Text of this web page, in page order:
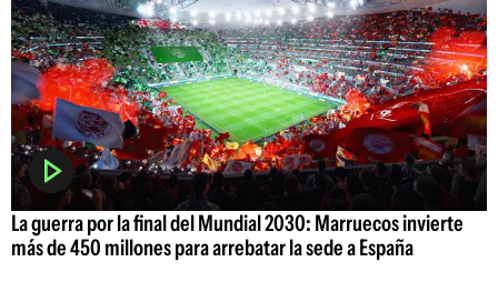
La guerra por la final del Mundial 2030: Marruecos invierte
más de 450 millones para arrebatar la sede a España